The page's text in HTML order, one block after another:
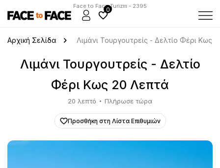
Face to Face Turizm - 2395
0
Αρχική Σελίδα Λιμάνι Τουργουτρείς - Δελτίο Φέρι Κως
Λιμάνι Τουργουτρείς - Δελτίο
Φέρι Κως 20 Λεπτά
20 λεπτό Πλήρωσε τώρα
Προσθήκη στη Λίστα Επιθυμιών